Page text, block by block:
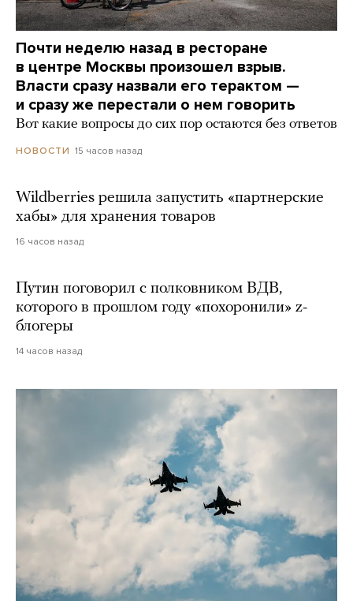
Почти неделю назад в ресторане
в центре Москвы произошел взрыв.
Власти сразу назвали его терактом —
и сразу же перестали о нем говорить
Вот какие вопросы до сих пор остаются без ответов
НОВОСТИ 15 часов назад
Wildberries решила запустить «партнерские
хабы» для хранения товаров
16 часов назад
Путин поговорил с полковником ВДВ,
которого в прошлом году «похоронили» z-
блогеры
14 часов назад